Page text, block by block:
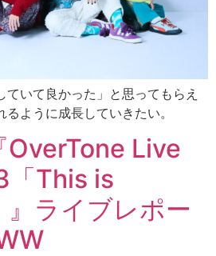
ていて良かった」と思ってもらえ
ように成長していきたい。
OverTone Live
「This is
ライブレポー